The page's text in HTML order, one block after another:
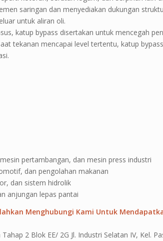
saringan dan menyediakan dukungan
untuk aliran oli.
katup bypass disertakan untuk mencegah
tekanan mencapai level tertentu, katup
pertambangan, dan mesin press industri
dan pengolahan makanan
dan sistem hidrolik
anjungan lepas pantai
Menghubungi Kami Untuk
2 Blok EE/ 2G Jl. Industri Selatan IV, Kel.